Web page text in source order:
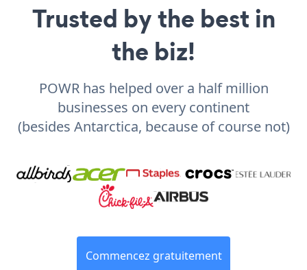
Trusted by the best in
the biz!
POWR has helped over a half million
businesses on every continent
(besides Antarctica, because of course not)
Commencez gratuitement